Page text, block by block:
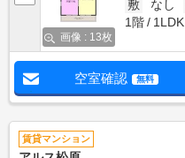
画像 : 13枚
敷
なし
1階
1LDK
空室確認 無料
賃貸マンション